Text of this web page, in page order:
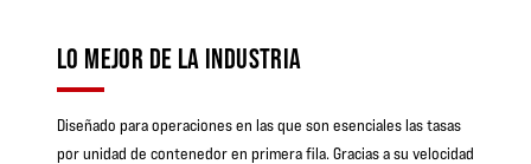
LO MEJOR DE LA INDUSTRIA
Diseñado para operaciones en las que son esenciales las tasas
por unidad de contenedor en primera fila. Gracias a su velocidad